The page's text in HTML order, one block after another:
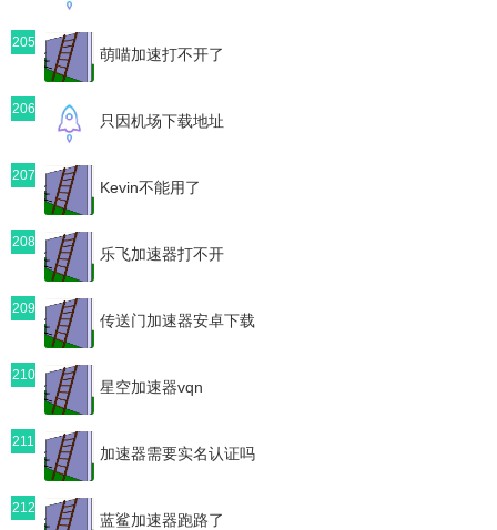
205
萌喵加速打不开了
206
只因机场下载地址
207
Kevin不能用了
208
乐飞加速器打不开
209
传送门加速器安卓下载
210
星空加速器vqn
211
加速器需要实名认证吗
212
蓝鲨加速器跑路了